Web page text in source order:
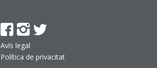
Avís legal
Política de privacitat